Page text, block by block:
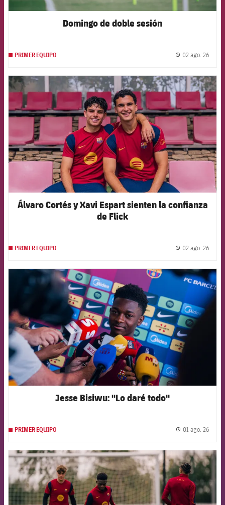
Domingo de doble sesión
PRIMER EQUIPO 02 ago. 26
FCB Barcelona badge
Álvaro Cortés y Xavi Espart sienten la confianza
de Flick
PRIMER EQUIPO 02 ago. 26
FCB Barcelona badge
Jesse Bisiwu: "Lo daré todo"
PRIMER EQUIPO 01 ago. 26
FCB Barcelona badge